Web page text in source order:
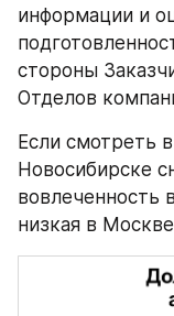
информации и
стороны
Отделов
Если смотреть
Новосибирске
вовлеченность
низкая в